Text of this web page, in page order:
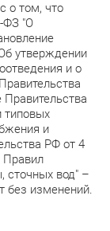
о том, что
ФЗ "О
утверждении
и о
типовых
и
РФ от 4
Правил
сточных вод" –
без изменений.